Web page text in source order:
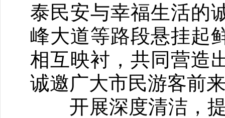
泰民安与幸福生活的
峰大道等路段悬挂起
相互映衬，共同营造
诚邀广大市民游客前
开展深度清洁，提